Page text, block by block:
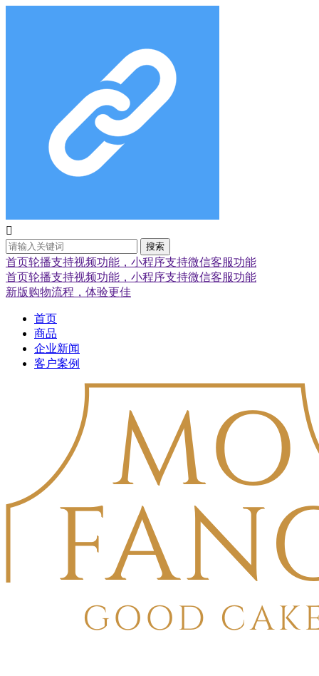

搜索
首页轮播支持视频功能，小程序支持微信客服功能
首页轮播支持视频功能，小程序支持微信客服功能
新版购物流程，体验更佳
首页
商品
企业新闻
客户案例